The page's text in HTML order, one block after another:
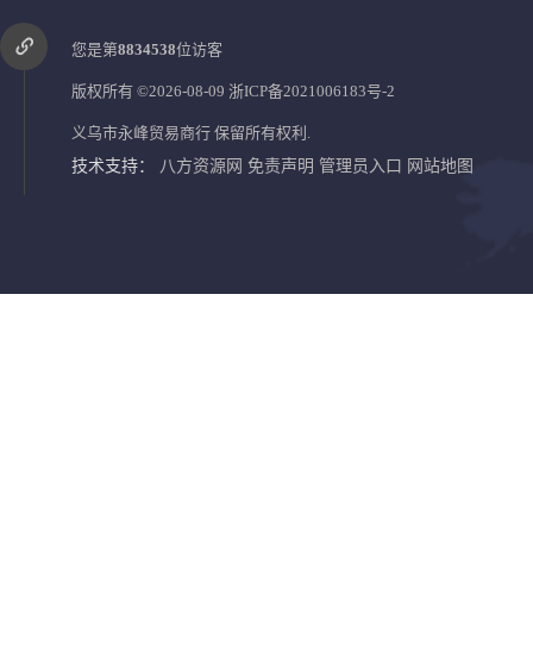
义乌高价回收工艺品公司 义乌高价回收工艺品库存电话
您是第8834538位访客
版权所有 ©2026-08-09 浙ICP备2021006183号-2
义乌市永峰贸易商行 保留所有权利.
技术支持： 八方资源网 免责声明 管理员入口 网站地图